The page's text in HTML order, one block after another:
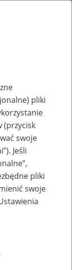
oraz
i
pliki
(przycisk
swoje
Jeśli
pliki
swoje